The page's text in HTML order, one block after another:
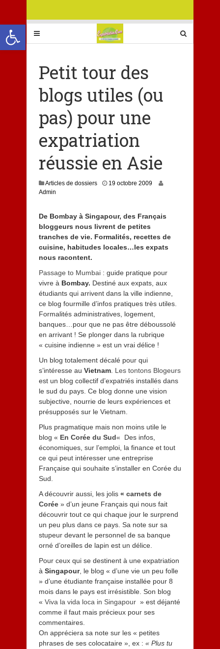
Ouvrir la barre d’outils
Petit tour des
blogs utiles (ou
pas) pour une
expatriation
réussie en Asie
Articles de dossiers
19 octobre 2009
Admin
De Bombay à Singapour, des Français
bloggeurs nous livrent de petites
tranches de vie. Formalités, recettes de
cuisine, habitudes locales…les expats
nous racontent.
Passage to Mumbai: guide pratique pour
vivre à Bombay. Destiné aux expats, aux
étudiants qui arrivent dans la ville indienne,
ce blog fourmille d’infos pratiques très utiles.
Formalités administratives, logement,
banques…pour que ne pas être déboussolé
en arrivant ! Se plonger dans la rubrique
« cuisine indienne » est un vrai délice !
Un blog totalement décalé pour qui
s’intéresse au Vietnam. Les tontons Blogeurs
est un blog collectif d’expatriés installés dans
le sud du pays. Ce blog donne une vision
subjective, nourrie de leurs expériences et
présupposés sur le Vietnam.
Plus pragmatique mais non moins utile le
blog « En Corée du Sud«
Des infos,
économiques, sur l’emploi, la finance et tout
ce qui peut intéresser une entreprise
Française qui souhaite s’installer en Corée du
Sud.
A découvrir aussi, les jolis « carnets de
Corée »d’un jeune Français qui nous fait
découvrir tout ce qui chaque jour le surprend
un peu plus dans ce pays. Sa note sur sa
stupeur devant le personnel de sa banque
orné d’oreilles de lapin est un délice.
Pour ceux qui se destinent à une expatriation
à Singapour, le blog « d’une vie un peu folle
» d’une étudiante française installée pour 8
mois dans le pays est irrésistible. Son blog
« Viva la vida loca in Singapour» est déjanté
comme il faut mais précieux pour ses
commentaires.
On appréciera sa note sur les « petites
phrases de ses colocataire », ex : « Plus tu